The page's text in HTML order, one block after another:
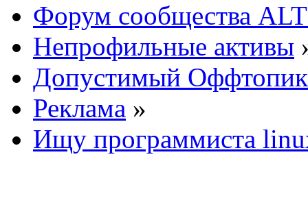
Форум сообщества
Непрофильные активы
Допустимый Оффтопик
Реклама »
Ищу программиста